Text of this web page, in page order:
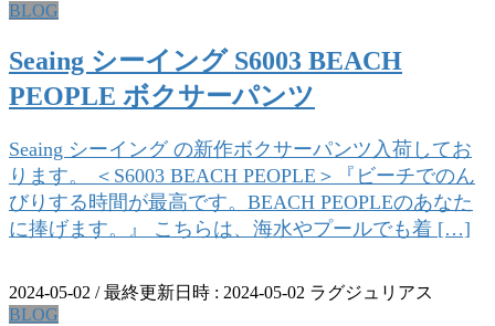
BLOG
Seaing シーイング S6003 BEACH
PEOPLE ボクサーパンツ
Seaing シーイング の新作ボクサーパンツ入荷してお
ります。 ＜S6003 BEACH PEOPLE＞『ビーチでのん
びりする時間が最高です。BEACH PEOPLEのあなた
に捧げます。』 こちらは、海水やプールでも着 […]
2024-05-02 / 最終更新日時 : 2024-05-02 ラグジュリアス
BLOG